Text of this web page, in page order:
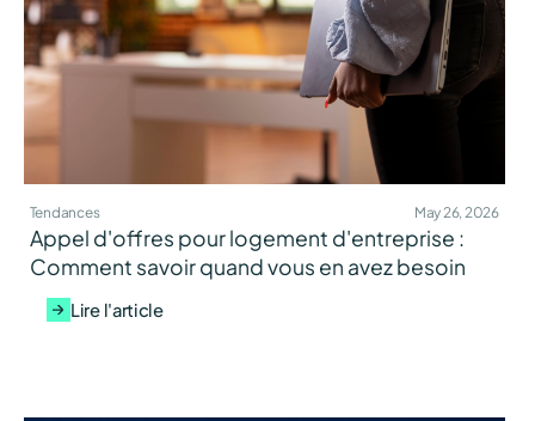
Tendances May 26, 2026
Appel d'offres pour logement d'entreprise :
Comment savoir quand vous en avez besoin
Lire l'article